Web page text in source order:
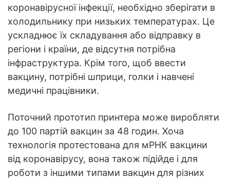
коронавірусної інфекції, необхідно зберігати в
холодильнику при низьких температурах. Це
ускладнює їх складування або відправку в
регіони і країни, де відсутня потрібна
інфраструктура. Крім того, щоб ввести
вакцину, потрібні шприци, голки і навчені
медичні працівники.
Поточний прототип принтера може виробляти
до 100 партій вакцин за 48 годин. Хоча
технологія протестована для мРНК вакцини
від коронавірусу, вона також підійде і для
роботи з іншими типами вакцин для різних